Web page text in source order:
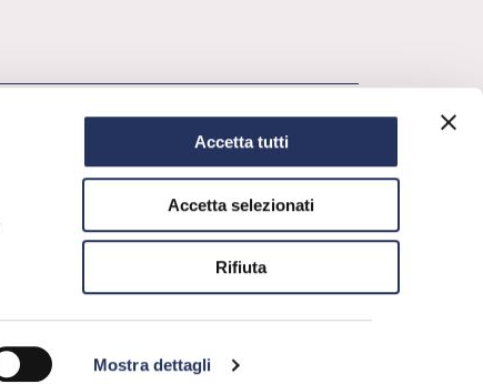
Mostra dettagli
Accetta tutti
Accetta selezionati
Rifiuta